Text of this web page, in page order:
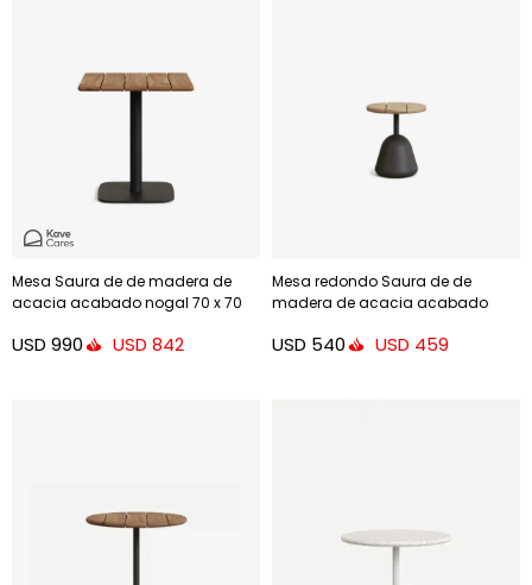
Mesa Saura de de madera de
acacia acabado nogal 70 x 70
USD 990 USD 842
Mesa redondo Saura de de
madera de acacia acabado
USD 540 USD 459